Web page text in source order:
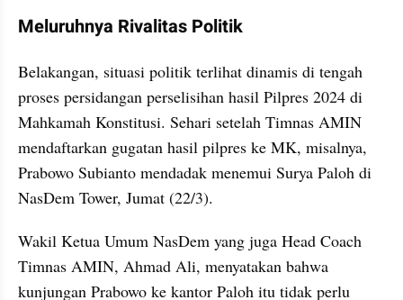
Meluruhnya Rivalitas Politik
Belakangan, situasi politik terlihat dinamis di tengah
proses persidangan perselisihan hasil Pilpres 2024 di
Mahkamah Konstitusi. Sehari setelah Timnas AMIN
mendaftarkan gugatan hasil pilpres ke MK, misalnya,
Prabowo Subianto mendadak menemui Surya Paloh di
NasDem Tower, Jumat (22/3).
Wakil Ketua Umum NasDem yang juga Head Coach
Timnas AMIN, Ahmad Ali, menyatakan bahwa
kunjungan Prabowo ke kantor Paloh itu tidak perlu